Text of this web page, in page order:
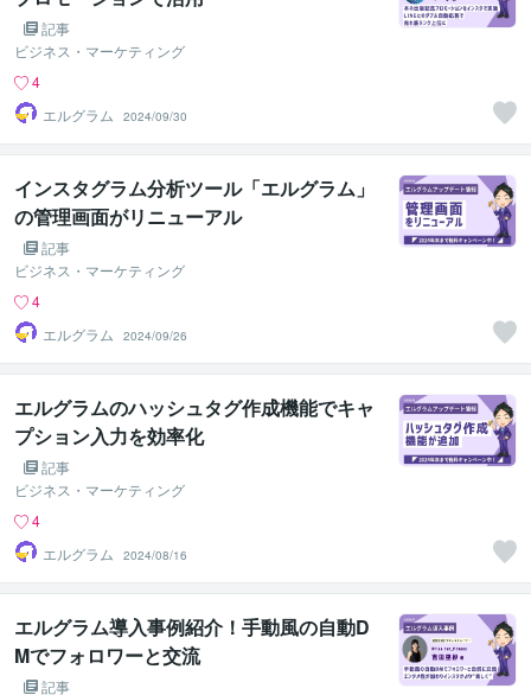
記事
ビジネス・マーケティング
4
エルグラム
2024/09/30
インスタグラム分析ツール「エルグラム」
の管理画面がリニューアル
記事
ビジネス・マーケティング
4
エルグラム
2024/09/26
エルグラムのハッシュタグ作成機能でキャ
プション入力を効率化
記事
ビジネス・マーケティング
4
エルグラム
2024/08/16
エルグラム導入事例紹介！手動風の自動D
Mでフォロワーと交流
記事